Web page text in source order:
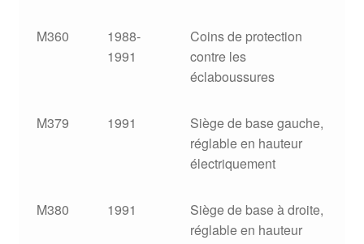
M360
1988-
1991
Coins de protection
contre les
éclaboussures
M379 1991
Siège de base gauche,
réglable en hauteur
électriquement
M380 1991
Siège de base à droite,
réglable en hauteur